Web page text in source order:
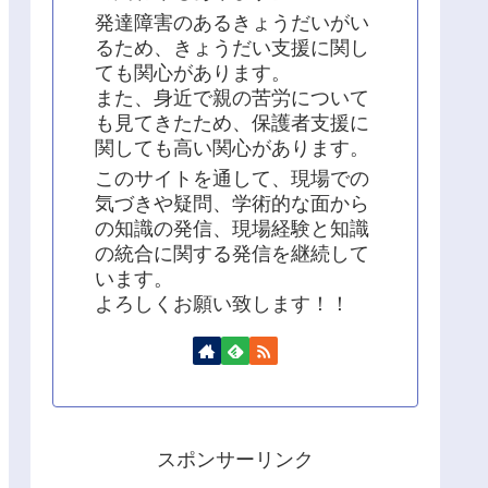
発達障害のあるきょうだいがい
るため、きょうだい支援に関し
ても関心があります。
また、身近で親の苦労について
も見てきたため、保護者支援に
関しても高い関心があります。
このサイトを通して、現場での
気づきや疑問、学術的な面から
の知識の発信、現場経験と知識
の統合に関する発信を継続して
います。
よろしくお願い致します！！
スポンサーリンク